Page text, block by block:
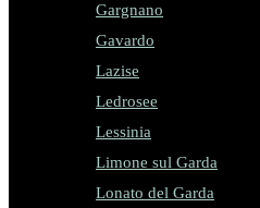
Gargnano
Gavardo
Lazise
Ledrosee
Lessinia
Limone sul Garda
Lonato del Garda